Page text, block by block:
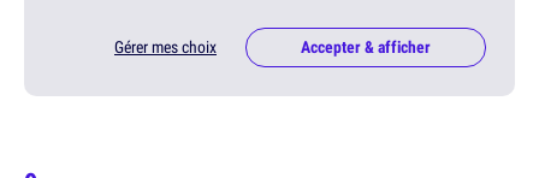
Gérer mes choix Accepter & afficher